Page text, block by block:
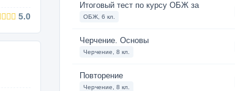
5.0
Итоговый тест по курсу ОБЖ за
ОБЖ, 6 кл.
Черчение. Основы
Черчение, 8 кл.
Повторение
Черчение, 8 кл.